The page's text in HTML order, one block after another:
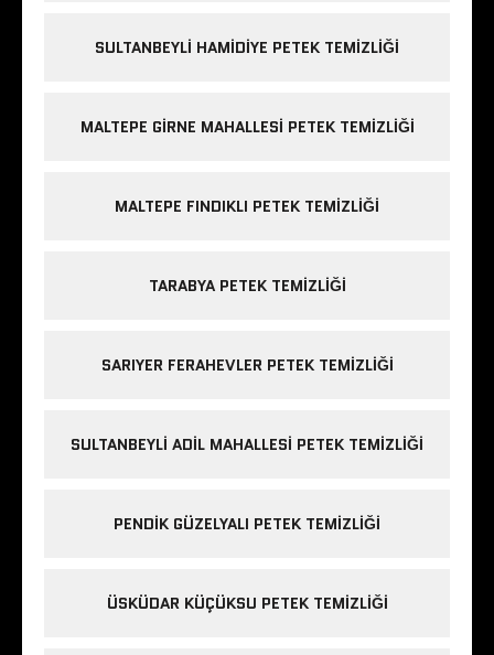
SULTANBEYLI HAMIDIYE PETEK TEMIZLIĞI
MALTEPE GIRNE MAHALLESI PETEK TEMIZLIĞI
MALTEPE FINDIKLI PETEK TEMIZLIĞI
TARABYA PETEK TEMIZLIĞI
SARIYER FERAHEVLER PETEK TEMIZLIĞI
SULTANBEYLI ADIL MAHALLESI PETEK TEMIZLIĞI
PENDIK GÜZELYALI PETEK TEMIZLIĞI
ÜSKÜDAR KÜÇÜKSU PETEK TEMIZLIĞI